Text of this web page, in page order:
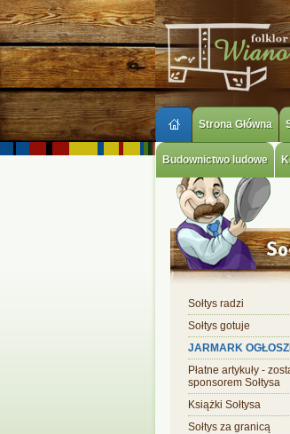
Strona Główna
Budownictwo ludowe
Sołtys radzi
Sołtys gotuje
JARMARK
Płatne artykuły -
sponsorem Sołtysa
Książki Sołtysa
Sołtys za granicą